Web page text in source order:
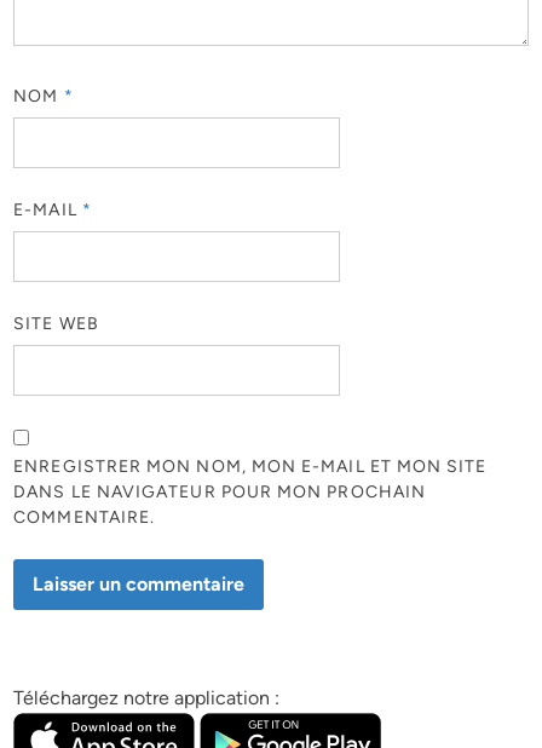
NOM *
E-MAIL *
SITE WEB
ENREGISTRER MON NOM, MON E-MAIL ET MON SITE
DANS LE NAVIGATEUR POUR MON PROCHAIN
COMMENTAIRE.
Téléchargez notre application :